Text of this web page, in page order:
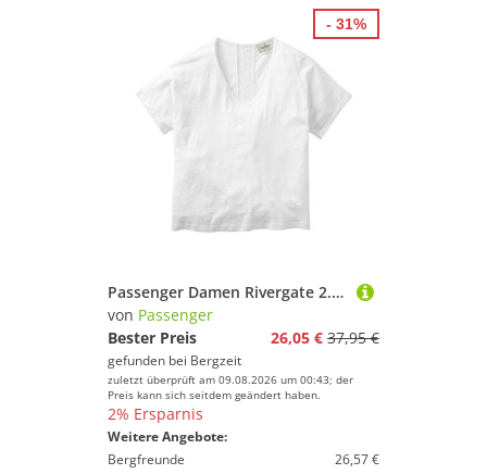
Passenger Damen Rivergate 2.0 T-Shirt
von Passenger
Bester Preis
26,05 € 37,95 €
gefunden bei Bergzeit
zuletzt überprüft am 09.08.2026 um 00:43; der
Preis kann sich seitdem geändert haben.
2% Ersparnis
Weitere Angebote:
Bergfreunde
26,57 €
- 31%